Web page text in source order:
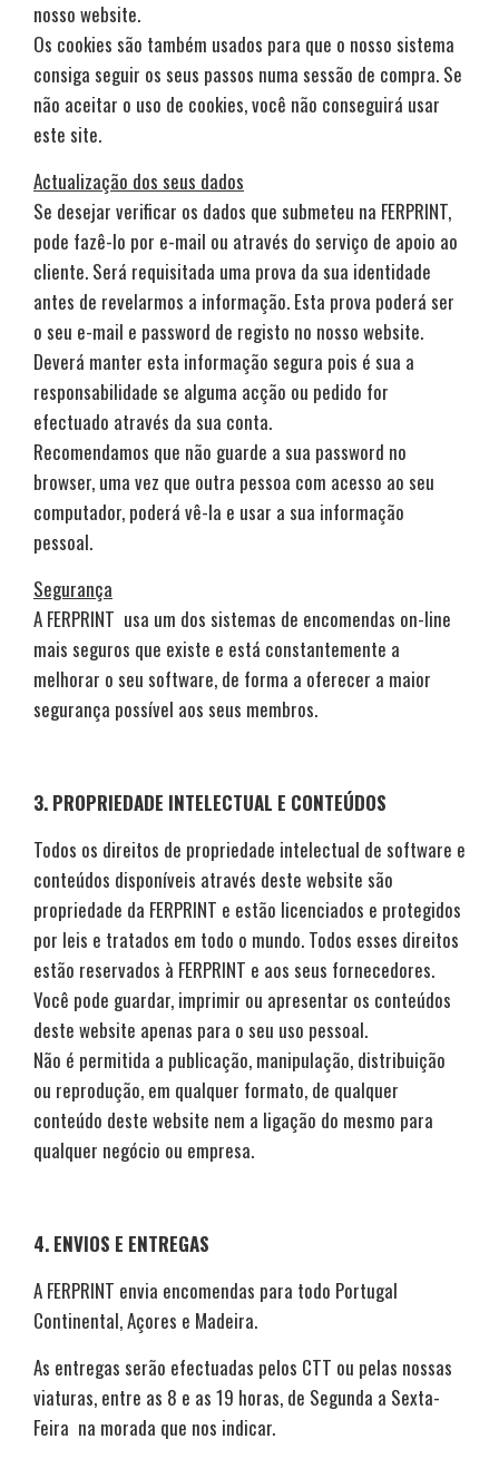
nosso website.
Os cookies são também usados para que o nosso sistema
consiga seguir os seus passos numa sessão de compra. Se
não aceitar o uso de cookies, você não conseguirá usar
este site.
Actualização dos seus dados
Se desejar verificar os dados que submeteu na FERPRINT,
pode fazê-lo por e-mail ou através do serviço de apoio ao
cliente. Será requisitada uma prova da sua identidade
antes de revelarmos a informação. Esta prova poderá ser
o seu e-mail e password de registo no nosso website.
Deverá manter esta informação segura pois é sua a
responsabilidade se alguma acção ou pedido for
efectuado através da sua conta.
Recomendamos que não guarde a sua password no
browser, uma vez que outra pessoa com acesso ao seu
computador, poderá vê-la e usar a sua informação
pessoal.
Segurança
A FERPRINT usa um dos sistemas de encomendas on-line
mais seguros que existe e está constantemente a
melhorar o seu software, de forma a oferecer a maior
segurança possível aos seus membros.
3. PROPRIEDADE INTELECTUAL E CONTEÚDOS
Todos os direitos de propriedade intelectual de software e
conteúdos disponíveis através deste website são
propriedade da FERPRINT e estão licenciados e protegidos
por leis e tratados em todo o mundo. Todos esses direitos
estão reservados à FERPRINT e aos seus fornecedores.
Você pode guardar, imprimir ou apresentar os conteúdos
deste website apenas para o seu uso pessoal.
Não é permitida a publicação, manipulação, distribuição
ou reprodução, em qualquer formato, de qualquer
conteúdo deste website nem a ligação do mesmo para
qualquer negócio ou empresa.
4. ENVIOS E ENTREGAS
A FERPRINT envia encomendas para todo Portugal
Continental, Açores e Madeira.
As entregas serão efectuadas pelos CTT ou pelas nossas
viaturas, entre as 8 e as 19 horas, de Segunda a Sexta-
Feira na morada que nos indicar.